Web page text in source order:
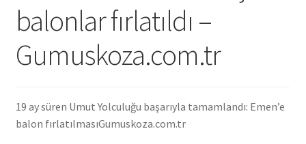
balonlar fırlatıldı –
Gumuskoza.com.tr
19 ay süren Umut Yolculuğu başarıyla tamamlandı: Emen’e
balon fırlatılmasıGumuskoza.com.tr